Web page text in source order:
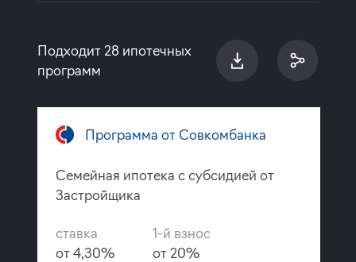
Подходит 28 ипотечных
программ
Программа от Совкомбанка
Семейная ипотека с субсидией от
Застройщика
ставка
от 4,30%
1-й взнос
от 20%